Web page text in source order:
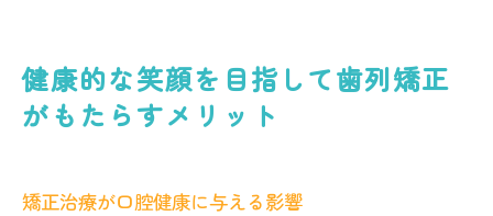
健康的な笑顔を目指して歯列矯正
がもたらすメリット
矯正治療が口腔健康に与える影響